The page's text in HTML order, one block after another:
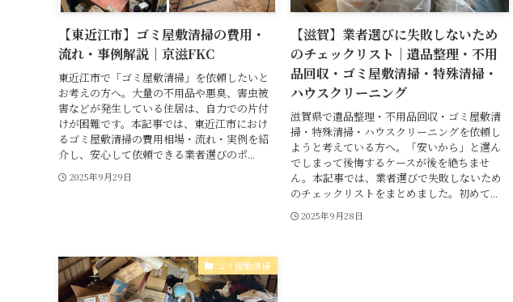
【東近江市】ゴミ屋敷清掃の費用・
流れ・事例解説｜京滋FKC
東近江市で「ゴミ屋敷清掃」を依頼したいと
お考えの方へ。大量の不用品や悪臭、害虫被
害などが発生している住居は、自力での片付
けが困難です。本記事では、東近江市におけ
るゴミ屋敷清掃の費用相場・流れ・実例を紹
介し、安心して依頼できる業者選びのポ...
2025年9月29日
【滋賀】業者選びに失敗しないため
のチェックリスト｜遺品整理・不用
品回収・ゴミ屋敷清掃・特殊清掃・
ハウスクリーニング
滋賀県で遺品整理・不用品回収・ゴミ屋敷清
掃・特殊清掃・ハウスクリーニングを依頼し
ようと考えている方へ。「安いから」と選ん
でしまって後悔するケースが後を絶ちませ
ん。本記事では、業者選びで失敗しないため
のチェックリストをまとめました。初めて...
2025年9月28日
ゴミ屋敷清掃